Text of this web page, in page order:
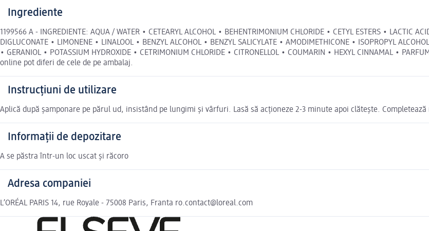
Ingrediente
1199566 A - INGREDIENTE: AQUA / WATER • CETEARYL ALCOHOL • BEHENTRIMONIUM CHLORIDE • CETYL ESTERS • LACTIC
DIGLUCONATE • LIMONENE • LINALOOL • BENZYL ALCOHOL • BENZYL SALICYLATE • AMODIMETHICONE • ISOPROPYL
• GERANIOL • POTASSIUM HYDROXIDE • CETRIMONIUM CHLORIDE • CITRONELLOL • COUMARIN • HEXYL CINNAMAL •
online pot diferi de cele de pe ambalaj.
Instrucțiuni de utilizare
Aplică după șamponare pe părul ud, insistând pe lungimi și vârfuri. Lasă să acționeze 2-3 minute apoi clătește.
Informații de depozitare
A se păstra într-un loc uscat și răcoro
Adresa companiei
L’ORÉAL PARIS 14, rue Royale - 75008 Paris, Franta ro.contact@loreal.com